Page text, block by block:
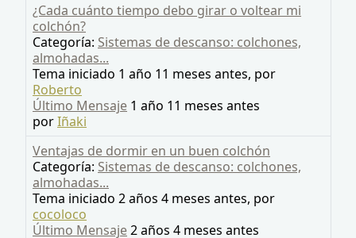
¿Cada cuánto tiempo debo girar o voltear mi
colchón?
Categoría: Sistemas de descanso: colchones,
almohadas...
Tema iniciado 1 año 11 meses antes, por
Roberto
Último Mensaje 1 año 11 meses antes
porIñaki
Ventajas de dormir en un buen colchón
Categoría: Sistemas de descanso: colchones,
almohadas...
Tema iniciado 2 años 4 meses antes, por
cocoloco
Último Mensaje2 años 4 meses antes